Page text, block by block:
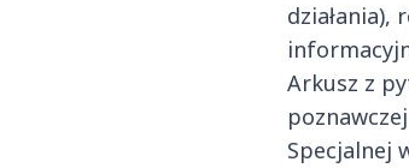
Arkusz z
Specjalnej